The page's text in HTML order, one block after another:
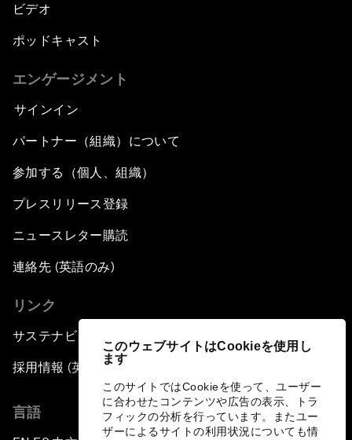
このウェブサイトはCookieを使用し
ます
このサイトではCookieを使って、ユーザー
に合わせたコンテンツや広告の表示、トラ
フィックの分析を行っています。またユー
ザーによるサイトの利用状況についても情
ビデオ
ポッドキャスト
エンゲージメント
サインイン
パートナー（組織）について
参加する（個人、組織）
プレスリリース登録
ニュースレター購読
連絡先 (英語のみ)
リンク
サステナビリティへの取り組み
採用情報 (英語のみ)
言語